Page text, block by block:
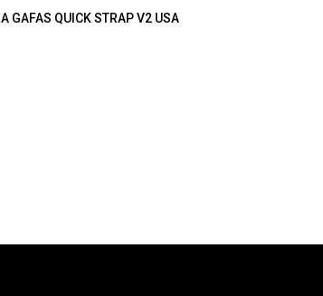
GAFAS QUICK STRAP V2 USA